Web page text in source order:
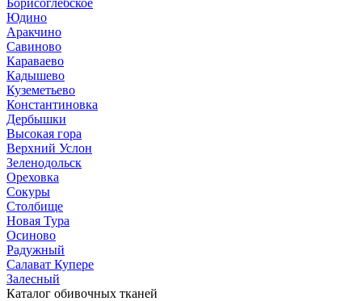
Юдино
Аракчино
Савиново
Караваево
Кадышево
Куземетьево
Константиновка
Дербышки
Высокая гора
Верхний Услон
Зеленодольск
Ореховка
Сокуры
Столбище
Новая Тура
Осиново
Радужный
Салават Купере
Залесный
Каталог обивочных тканей